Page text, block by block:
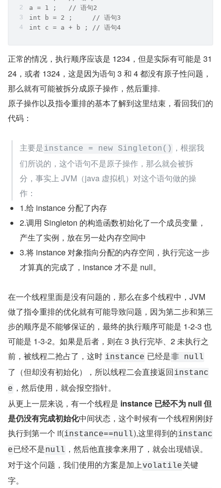
a = 1 ;   // 语句2
int b = 2 ;     // 语句3
int c = a + b ; // 语句4
正常的情况，执行顺序应该是 1234，但是实际有可能是 31
24，或者 1324，这是因为语句 3 和 4 都没有原子性问题，
那么就有可能被拆分成原子操作，然后重排.
原子操作以及指令重排的基本了解到这里结束，看回我们的
代码：
主要是instance = new Singleton()
，根据我
们所说的，这个语句不是原子操作，那么就会被拆
分，事实上 JVM（java 虚拟机）对这个语句做的操
作：
1.给 instance 分配了内存
2.调用 Singleton 的构造函数初始化了一个成员变量，
产生了实例，放在另一处内存空间中
3.将 instance 对象指向分配的内存空间，执行完这一步
才算真的完成了，instance 才不是 null。
在一个线程里面是没有问题的，那么在多个线程中，JVM
做了指令重排的优化就有可能导致问题，因为第二步和第三
步的顺序是不能够保证的，最终的执行顺序可能是 1-2-3 也
可能是 1-3-2。如果是后者，则在 3 执行完毕、2 未执行之
前，被线程二抢占了，这时 instance 已经是非 null
了（但却没有初始化），所以线程二会直接返回instanc
e ，然后使用，就会报空指针。
从更上一层来说，有一个线程是 instance 已经不为 null 但
是仍没有完成初始化中间状态，这个时候有一个线程刚刚好
执行到第一个 if(instance==null),这里得到的instanc
e已经不是null ，然后他直接拿来用了，就会出现错误。
对于这个问题，我们使用的方案是加上volatile关键
字。